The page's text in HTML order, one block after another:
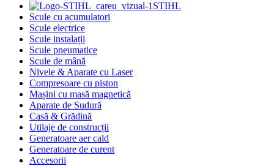
STIHL
Scule cu acumulatori
Scule electrice
Scule instalații
Scule pneumatice
Scule de mână
Nivele & Aparate cu Laser
Compresoare cu piston
Mașini cu masă magnetică
Aparate de Sudură
Casă & Grădină
Utilaje de construcții
Generatoare aer cald
Generatoare de curent
Accesorii